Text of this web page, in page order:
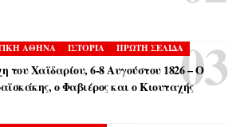
ΑΘΗΝΑ ΙΣΤΟΡΙΑ ΠΡΩΤΗ ΣΕΛΙΔΑ
του Χαϊδαρίου, 6-8 Αυγούστου 1826 – Ο
ο Φαβιέρος και ο Κιουταχής